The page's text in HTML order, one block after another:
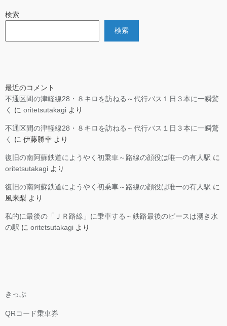
検索
検索
最近のコメント
不通区間の津軽線28・８キロを訪ねる～代行バス１日３本に一瞬驚
く
に oritetsutakagi より
不通区間の津軽線28・８キロを訪ねる～代行バス１日３本に一瞬驚
く
に 伊藤勝幸 より
復旧の南阿蘇鉄道にようやく初乗車～路線の顔役は唯一の有人駅 に
oritetsutakagi より
復旧の南阿蘇鉄道にようやく初乗車～路線の顔役は唯一の有人駅 に
風来梨 より
私的に最後の「ＪＲ路線」に乗車する～鉄路最後のピースは湧き水
の駅 に oritetsutakagi より
きっぷ
QRコード乗車券